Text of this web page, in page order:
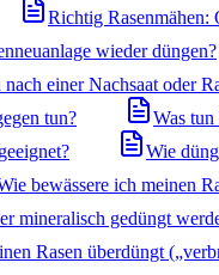
Richtig Rasenmähen:
wieder düngen?
einer Nachsaat oder
tun?
Was
Wie
bewässere ich meinen
mineralisch gedüngt
Rasen überdüngt